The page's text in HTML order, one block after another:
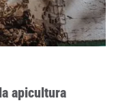
apicultura